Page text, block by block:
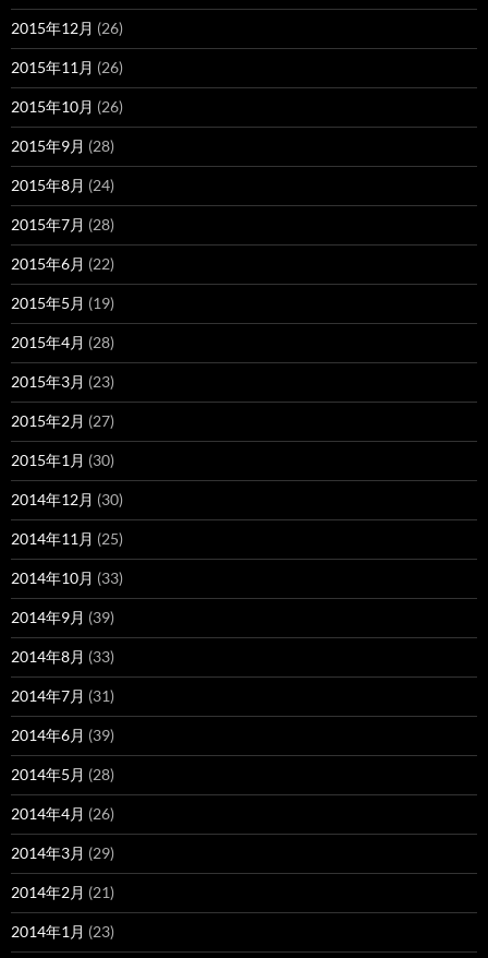
2015年12月 (26)
2015年11月 (26)
2015年10月 (26)
2015年9月 (28)
2015年8月 (24)
2015年7月 (28)
2015年6月 (22)
2015年5月 (19)
2015年4月 (28)
2015年3月 (23)
2015年2月 (27)
2015年1月 (30)
2014年12月 (30)
2014年11月 (25)
2014年10月 (33)
2014年9月 (39)
2014年8月 (33)
2014年7月 (31)
2014年6月 (39)
2014年5月 (28)
2014年4月 (26)
2014年3月 (29)
2014年2月 (21)
2014年1月 (23)